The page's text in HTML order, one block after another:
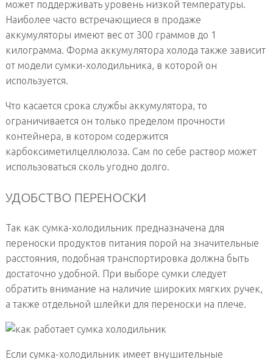
может поддерживать уровень низкой температуры.
Наиболее часто встречающиеся в продаже
аккумуляторы имеют вес от 300 граммов до 1
килограмма. Форма аккумулятора холода также зависит
от модели сумки-холодильника, в которой он
используется.
Что касается срока службы аккумулятора, то
ограничивается он только пределом прочности
контейнера, в котором содержится
карбоксиметилцеллюлоза. Сам по себе раствор может
использоваться сколь угодно долго.
УДОБСТВО ПЕРЕНОСКИ
Так как сумка-холодильник предназначена для
переноски продуктов питания порой на значительные
расстояния, подобная транспортировка должна быть
достаточно удобной. При выборе сумки следует
обратить внимание на наличие широких мягких ручек,
а также отдельной шлейки для переноски на плече.
Если сумка-холодильник имеет внушительные